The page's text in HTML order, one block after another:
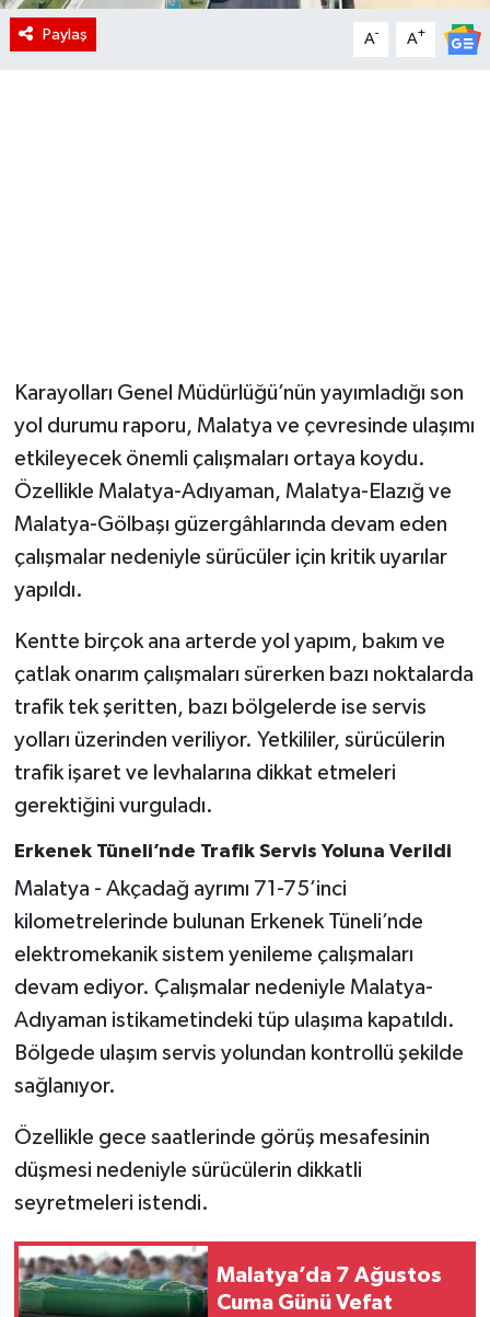
Paylaş A- A+
Karayolları Genel Müdürlüğü’nün yayımladığı son
yol durumu raporu, Malatya ve çevresinde ulaşımı
etkileyecek önemli çalışmaları ortaya koydu.
Özellikle Malatya-Adıyaman, Malatya-Elazığ ve
Malatya-Gölbaşı güzergâhlarında devam eden
çalışmalar nedeniyle sürücüler için kritik uyarılar
yapıldı.
Kentte birçok ana arterde yol yapım, bakım ve
çatlak onarım çalışmaları sürerken bazı noktalarda
trafik tek şeritten, bazı bölgelerde ise servis
yolları üzerinden veriliyor. Yetkililer, sürücülerin
trafik işaret ve levhalarına dikkat etmeleri
gerektiğini vurguladı.
Erkenek Tüneli’nde Trafik Servis Yoluna Verildi
Malatya - Akçadağ ayrımı 71-75’inci
kilometrelerinde bulunan Erkenek Tüneli’nde
elektromekanik sistem yenileme çalışmaları
devam ediyor. Çalışmalar nedeniyle Malatya-
Adıyaman istikametindeki tüp ulaşıma kapatıldı.
Bölgede ulaşım servis yolundan kontrollü şekilde
sağlanıyor.
Özellikle gece saatlerinde görüş mesafesinin
düşmesi nedeniyle sürücülerin dikkatli
seyretmeleri istendi.
Malatya’da 7 Ağustos
Cuma Günü Vefat